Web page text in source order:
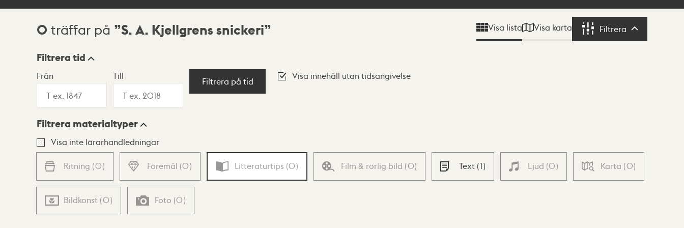
Sökresultat
0 träffar på S. A. Kjellgrens snickeri Visa lista Visa karta Filtrera Filtrera
Visningsläge
Lista Karta
Filtrera tid
Från Till
Filtrera på tid
Visa innehåll utan tidsangivelse
Filtrera materialtyper
Visa inte lärarhandledningar
Ritning (0) Föremål (0) Litteraturtips (0) Film & rörlig bild (0) Text (1) Ljud (0) Karta (0)
Bildkonst (0) Foto (0)